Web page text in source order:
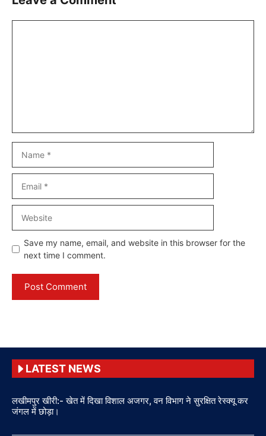
Save my name, email, and website in this browser for the
next time I comment.
LATEST NEWS
लखीमपुर खीरी:- खेत में दिखा विशाल अजगर, वन विभाग ने सुरक्षित रेस्क्यू कर
जंगल में छोड़ा।